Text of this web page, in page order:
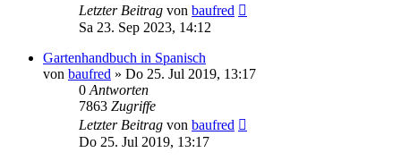
Letzter Beitrag von baufred
Sa 23. Sep 2023, 14:12
Gartenhandbuch in Spanisch
von baufred » Do 25. Jul 2019, 13:17
0 Antworten
7863 Zugriffe
Letzter Beitrag von baufred
Do 25. Jul 2019, 13:17